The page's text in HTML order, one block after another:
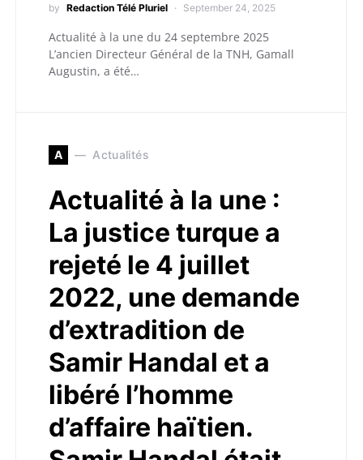
by Redaction Télé Pluriel September 24, 2025
Actualité à la une du 24 septembre 2025
L’ancien Directeur Général de la TNH, Gamall
Augustin, a été…
A Actualités
Actualité à la une :
La justice turque a
rejeté le 4 juillet
2022, une demande
d’extradition de
Samir Handal et a
libéré l’homme
d’affaire haïtien.